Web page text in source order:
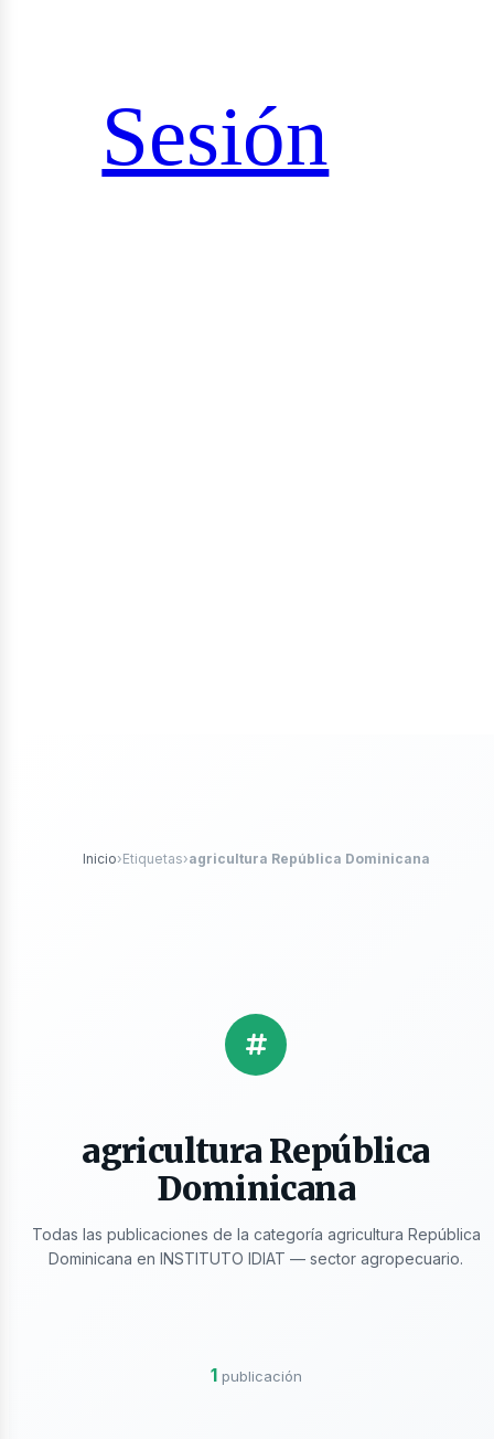
Sesión
Inicio›Etiquetas›agricultura República Dominicana
agricultura República
Dominicana
Todas las publicaciones de la categoría agricultura República
Dominicana en INSTITUTO IDIAT — sector agropecuario.
1 publicación